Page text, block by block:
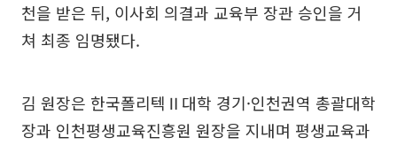
천을 받은 뒤, 이사회 의결과 교육부 장관 승인을 거
쳐 최종 임명됐다.
김 원장은 한국폴리텍Ⅱ대학 경기·인천권역 총괄대학
장과 인천평생교육진흥원 원장을 지내며 평생교육과